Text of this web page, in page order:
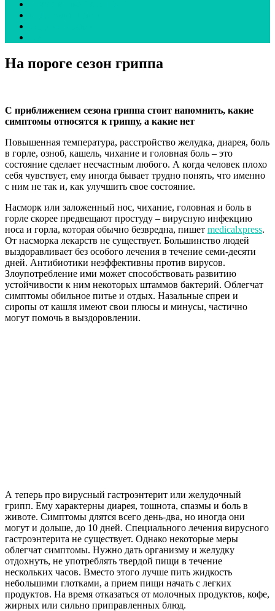
На пороге сезон гриппа
С приближением сезона гриппа стоит напомнить, какие
симптомы относятся к гриппу, а какие нет
Повышенная температура, расстройство желудка, диарея, боль
в горле, озноб, кашель, чихание и головная боль – это
состояние сделает несчастным любого. А когда человек плохо
себя чувствует, ему иногда бывает трудно понять, что именно
с ним не так и, как улучшить свое состояние.
Насморк или заложенный нос, чихание, головная и боль в
горле скорее предвещают простуду – вирусную инфекцию
носа и горла, которая обычно безвредна, пишет medicalxpress.
От насморка лекарств не существует. Большинство людей
выздоравливает без особого лечения в течение семи-десяти
дней. Антибиотики неэффективны против вирусов.
Злоупотребление ими может способствовать развитию
устойчивости к ним некоторых штаммов бактерий. Облегчат
симптомы обильное питье и отдых. Назальные спреи и
сиропы от кашля имеют свои плюсы и минусы, частично
могут помочь в выздоровлении.
А теперь про вирусный гастроэнтерит или желудочный
грипп. Ему характерны диарея, тошнота, спазмы и боль в
животе. Симптомы длятся всего день-два, но иногда они
могут и дольше, до 10 дней. Специального лечения вирусного
гастроэнтерита не существует. Однако некоторые меры
облегчат симптомы. Нужно дать организму и желудку
отдохнуть, не употреблять твердой пищи в течение
нескольких часов. Вместо этого лучше пить жидкость
небольшими глотками, а прием пищи начать с легких
продуктов. На время отказаться от молочных продуктов, кофе,
жирных или сильно приправленных блюд.